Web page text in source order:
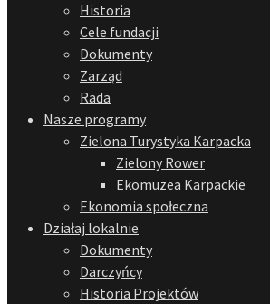
Historia
Cele fundacji
Dokumenty
Zarząd
Rada
Nasze programy
Zielona Turystyka Karpacka
Zielony Rower
Ekomuzea Karpackie
Ekonomia społeczna
Działaj lokalnie
Dokumenty
Darczyńcy
Historia Projektów